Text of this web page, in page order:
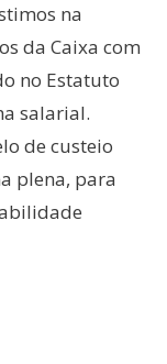
na
da Caixa com
no Estatuto
salarial.
de custeio
plena, para